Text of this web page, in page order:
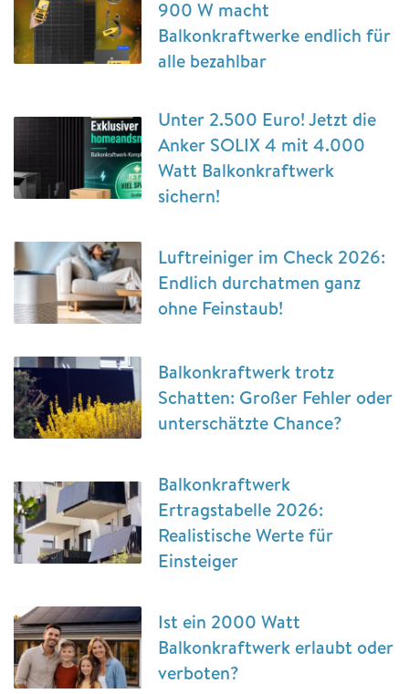
900 W macht
Balkonkraftwerke endlich für
alle bezahlbar
Unter 2.500 Euro! Jetzt die
Anker SOLIX 4 mit 4.000
Watt Balkonkraftwerk
sichern!
Luftreiniger im Check 2026:
Endlich durchatmen ganz
ohne Feinstaub!
Balkonkraftwerk trotz
Schatten: Großer Fehler oder
unterschätzte Chance?
Balkonkraftwerk
Ertragstabelle 2026:
Realistische Werte für
Einsteiger
Ist ein 2000 Watt
Balkonkraftwerk erlaubt oder
verboten?